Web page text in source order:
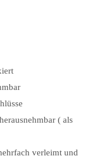
( als
verleimt und